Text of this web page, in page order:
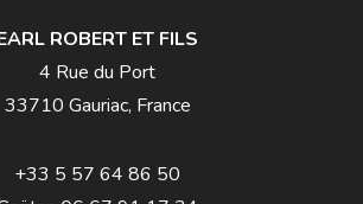
ROBERT ET FILS
4 Rue du Port
33710 Gauriac, France
+33 5 57 64 86 50